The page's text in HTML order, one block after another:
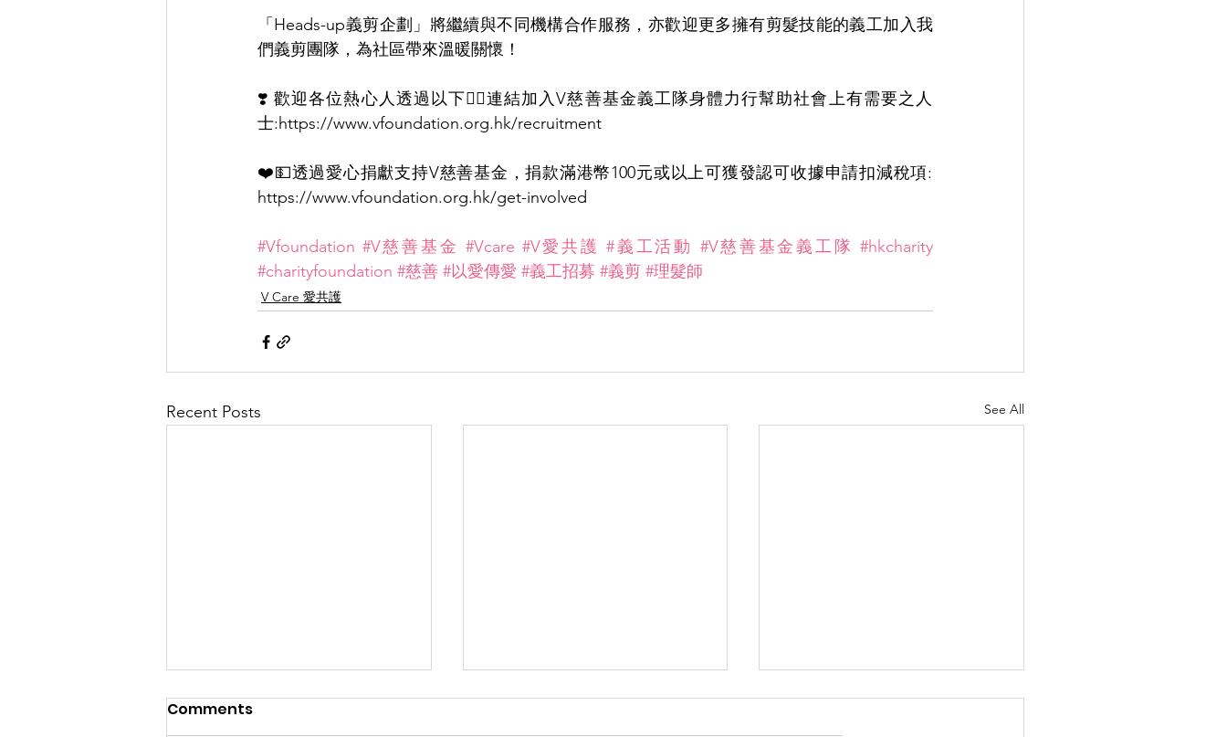
「Heads-up義剪企劃」將繼續與不同機構合作服務，亦歡迎更多擁有剪髮技能的義工加入我
們義剪團隊，為社區帶來溫暖關懷！
❣️ 歡迎各位熱心人透過以下👇🏻連結加入V慈善基金義工隊身體力行幫助社會上有需要之人
士:https://www.vfoundation.org.hk/recruitment
https://www.vfoundation.org.hk/get-involved
#Vfoundation #V慈善基金 #Vcare #V愛共護 #義工活動 #V慈善基金義工隊 #hkcharity
#charityfoundation #慈善 #以愛傳愛 #義工招募 #義剪 #理髮師
V Care 愛共護
Recent Posts See All
Comments